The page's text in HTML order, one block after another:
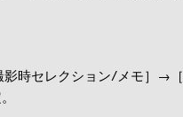
影時セレクション/メモ］→［